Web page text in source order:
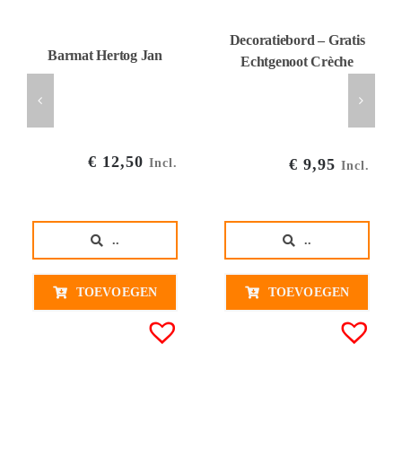
Barmat Hertog Jan
€ 12,50 Incl.
..
TOEVOEGEN
Decoratiebord – Gratis
Echtgenoot Crèche
€ 9,95 Incl.
..
TOEVOEGEN